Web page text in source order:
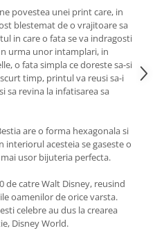
povestea unei print care, in
blestemat de o vrajitoare sa
in care o fata se va indragosti
urma unor intamplari, in
o fata simpla ce doreste sa-si
timp, printul va reusi sa-i
sa revina la infatisarea sa
are o forma hexagonala si
interiorul acesteia se gaseste o
usor bijuteria perfecta.
de catre Walt Disney, reusind
oamenilor de orice varsta.
celebre au dus la crearea
Disney World.